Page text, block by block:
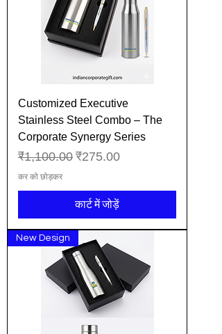
Customized Executive
Stainless Steel Combo – The
Corporate Synergy Series
नियमित मूल्य
₹1,100.00 बिक्री मूल्य
₹275.00
कर को छोड़कर
कार्ट में जोड़ें
New Design